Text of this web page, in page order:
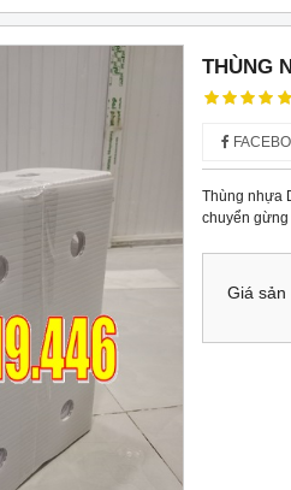
THÙNG
Thùng nhựa
chuyển
Giá sản